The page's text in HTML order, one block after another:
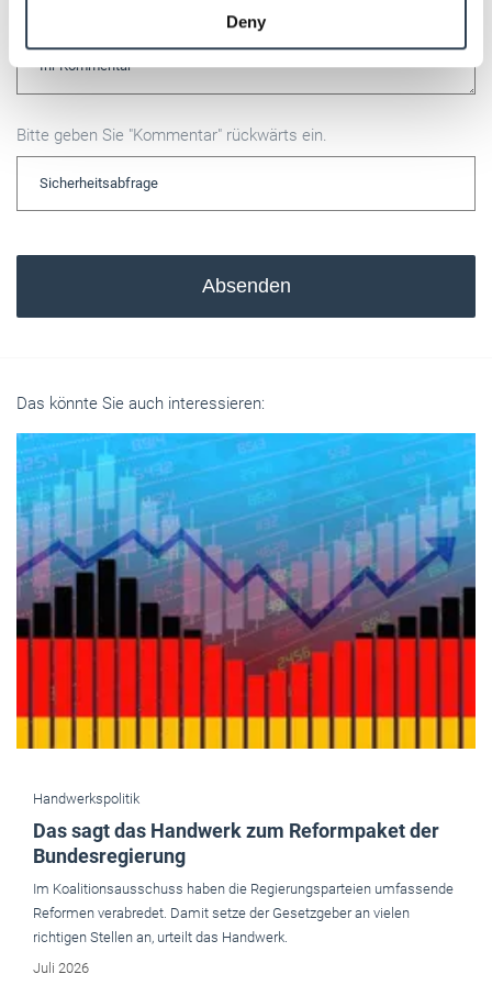
Weitere Informationen:Impressum Datenschutz
Deny
Bitte geben Sie "Kommentar" rückwärts ein.
Absenden
Das könnte Sie auch interessieren:
Handwerkspolitik
Das sagt das Handwerk zum Reformpaket der
Bundesregierung
Im Koalitionsausschuss haben die Regierungsparteien umfassende
Reformen verabredet. Damit setze der Gesetzgeber an vielen
richtigen Stellen an, urteilt das Handwerk.
Juli 2026